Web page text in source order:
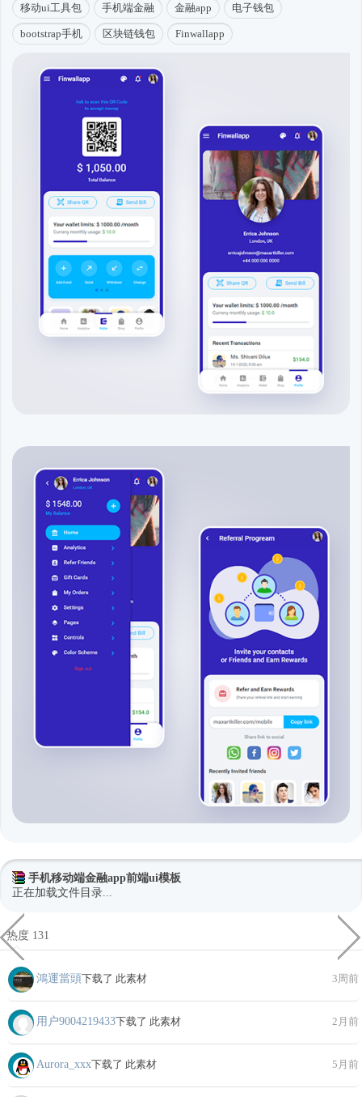
移动ui工具包 手机端金融 金融app 电子钱包
bootstrap手机 区块链钱包 Finwallapp
手机移动端金融app前端ui模板
正在加载文件目录...
热度 131
鴻運當頭下载了 此素材 3周前
用户9004219433下载了 此素材 2月前
Aurora_xxx下载了 此素材 5月前